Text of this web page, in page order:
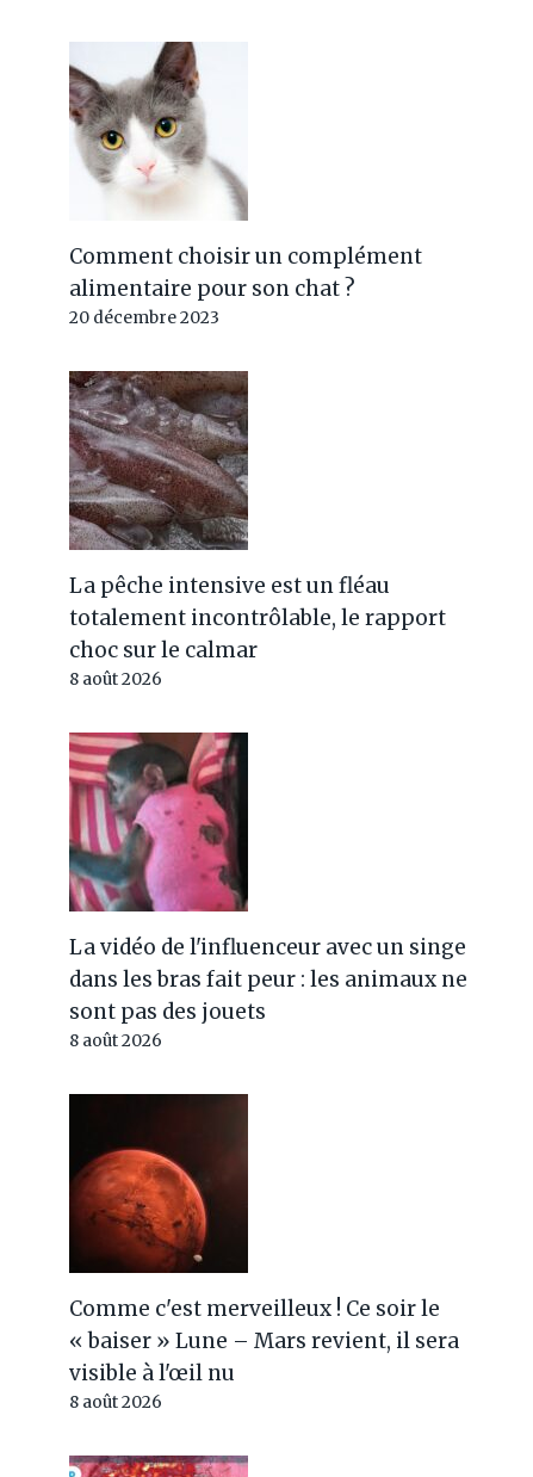
Comment choisir un complément
alimentaire pour son chat ?
20 décembre 2023
La pêche intensive est un fléau
totalement incontrôlable, le rapport
choc sur le calmar
8 août 2026
La vidéo de l'influenceur avec un singe
dans les bras fait peur : les animaux ne
sont pas des jouets
8 août 2026
Comme c'est merveilleux ! Ce soir le
« baiser » Lune – Mars revient, il sera
visible à l'œil nu
8 août 2026